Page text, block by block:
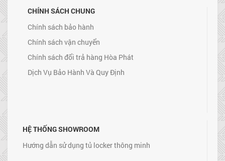
CHÍNH SÁCH CHUNG
Chính sách bảo hành
Chính sách vận chuyển
Chính sách đổi trả hàng Hòa Phát
Dịch Vụ Bảo Hành Và Quy Định
HỆ THỐNG SHOWROOM
Hướng dẫn sử dụng tủ locker thông minh